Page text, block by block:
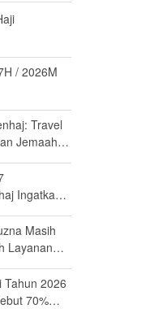
/ 2026M
Travel
Jemaah
Ingatkan
Masih
Layanan
Tahun 2026
70%